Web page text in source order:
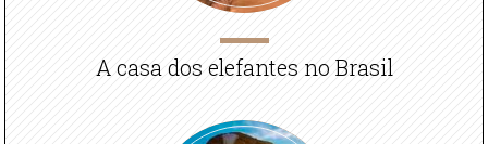
A casa dos elefantes no Brasil